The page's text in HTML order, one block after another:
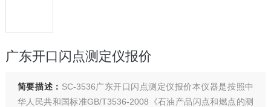
广东开口闪点测定仪报价
简要描述： SC-3536广东开口闪点测定仪报价本仪器是按照中
华人民共和国标准GB/T3536-2008《石油产品闪点和燃点的测